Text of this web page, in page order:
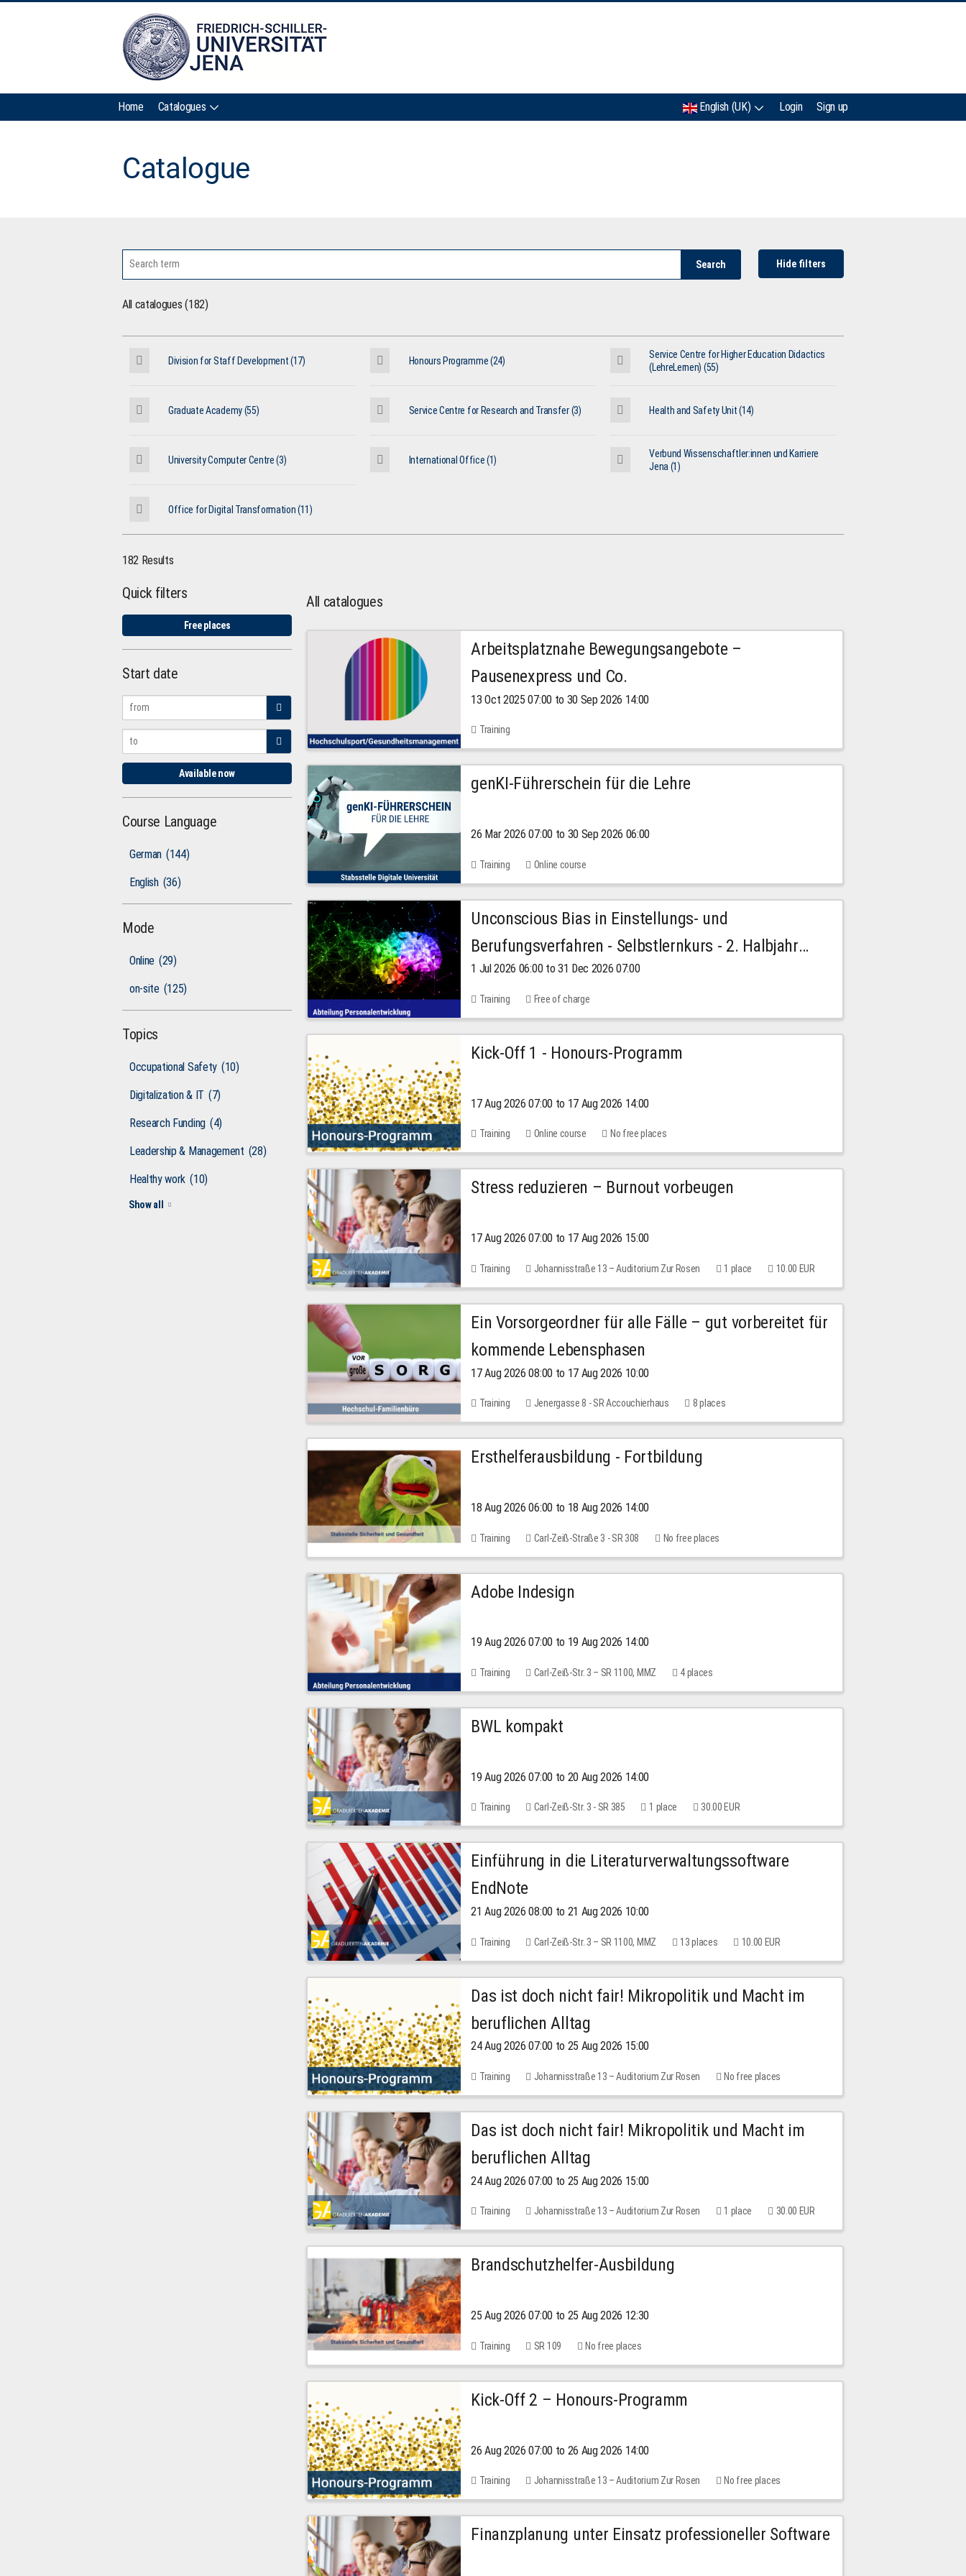
Home Catalogues English (UK) Login Sign up
Catalogue
Search Hide filters
All catalogues (182)
Division for Staff Development (17) Honours Programme (24)
Service Centre for Higher Education Didactics
(LehreLernen) (55)
Graduate Academy (55) Service Centre for Research and Transfer (3) Health and Safety Unit (14)
University Computer Centre (3) International Office (1)
Verbund Wissenschaftler:innen und Karriere
Jena (1)
Office for Digital Transformation (11)
182 Results
Quick filters
Free places
Start date
Available now
Course Language
German (144)
English (36)
Mode
Online (29)
on-site (125)
Topics
Occupational Safety (10)
Digitalization & IT (7)
Research Funding (4)
Leadership & Management (28)
Healthy work (10)
Show all
All catalogues
Arbeitsplatznahe Bewegungsangebote –
Pausenexpress und Co.
13 Oct 2025 07:00 to 30 Sep 2026 14:00
Training
genKI-Führerschein für die Lehre
26 Mar 2026 07:00 to 30 Sep 2026 06:00
Training Online course
Unconscious Bias in Einstellungs- und
Berufungsverfahren - Selbstlernkurs - 2. Halbjahr
2026
1 Jul 2026 06:00 to 31 Dec 2026 07:00
Training Free of charge
Kick-Off 1 - Honours-Programm
17 Aug 2026 07:00 to 17 Aug 2026 14:00
Training Online course No free places
Stress reduzieren – Burnout vorbeugen
17 Aug 2026 07:00 to 17 Aug 2026 15:00
Training Johannisstraße 13 – Auditorium Zur Rosen 1 place 10.00 EUR
Ein Vorsorgeordner für alle Fälle – gut vorbereitet für
kommende Lebensphasen
17 Aug 2026 08:00 to 17 Aug 2026 10:00
Training Jenergasse 8 - SR Accouchierhaus 8 places
Ersthelferausbildung - Fortbildung
18 Aug 2026 06:00 to 18 Aug 2026 14:00
Training Carl-Zeiß-Straße 3 - SR 308 No free places
Adobe Indesign
19 Aug 2026 07:00 to 19 Aug 2026 14:00
Training Carl-Zeiß-Str. 3 – SR 1100, MMZ 4 places
BWL kompakt
19 Aug 2026 07:00 to 20 Aug 2026 14:00
Training Carl-Zeiß-Str. 3 - SR 385 1 place 30.00 EUR
Einführung in die Literaturverwaltungssoftware
EndNote
21 Aug 2026 08:00 to 21 Aug 2026 10:00
Training Carl-Zeiß-Str. 3 – SR 1100, MMZ 13 places 10.00 EUR
Das ist doch nicht fair! Mikropolitik und Macht im
beruflichen Alltag
24 Aug 2026 07:00 to 25 Aug 2026 15:00
Training Johannisstraße 13 – Auditorium Zur Rosen No free places
Das ist doch nicht fair! Mikropolitik und Macht im
beruflichen Alltag
24 Aug 2026 07:00 to 25 Aug 2026 15:00
Training Johannisstraße 13 – Auditorium Zur Rosen 1 place 30.00 EUR
Brandschutzhelfer-Ausbildung
25 Aug 2026 07:00 to 25 Aug 2026 12:30
Training SR 109 No free places
Kick-Off 2 – Honours-Programm
26 Aug 2026 07:00 to 26 Aug 2026 14:00
Training Johannisstraße 13 – Auditorium Zur Rosen No free places
Finanzplanung unter Einsatz professioneller Software